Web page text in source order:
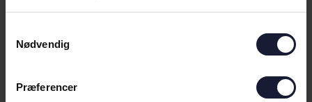
Nødvendig
Præferencer